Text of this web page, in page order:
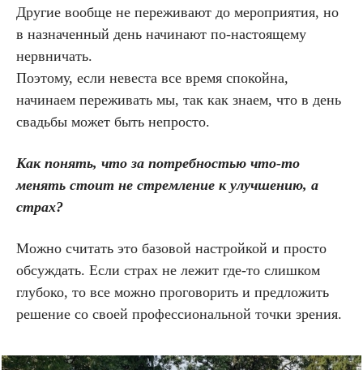
Другие вообще не переживают до мероприятия, но
в назначенный день начинают по-настоящему
нервничать.
Поэтому, если невеста все время спокойна,
начинаем переживать мы, так как знаем, что в день
свадьбы может быть непросто.
Как понять, что за потребностью что-то
менять стоит не стремление к улучшению, а
страх?
Можно считать это базовой настройкой и просто
обсуждать. Если страх не лежит где-то слишком
глубоко, то все можно проговорить и предложить
решение со своей профессиональной точки зрения.